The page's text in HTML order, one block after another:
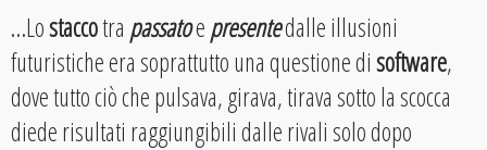
…Lostaccotra passatoepresentedalle illusioni
futuristiche era soprattutto una questione disoftware,
dove tutto ciò che pulsava, girava, tirava sotto la scocca
diede risultati raggiungibili dalle rivali solo dopo